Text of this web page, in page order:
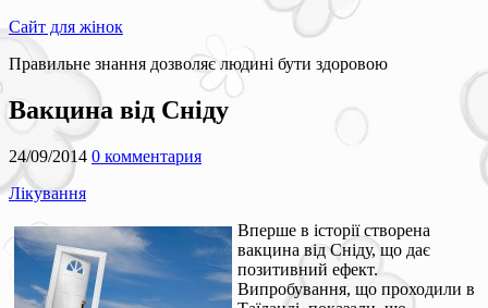
Сайт для жінок
Правильне знання дозволяє людині бути здоровою
Вакцина від Сніду
24/09/2014 0 комментария
Лікування
Вперше в історії створена
вакцина від Сніду, що дає
позитивний ефект.
Випробування, що проходили в